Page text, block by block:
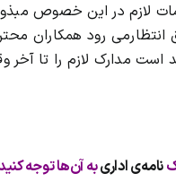
لازم در این خصوص
رود همکاران
نامه‌ی اداریبه آن‌ها توجه